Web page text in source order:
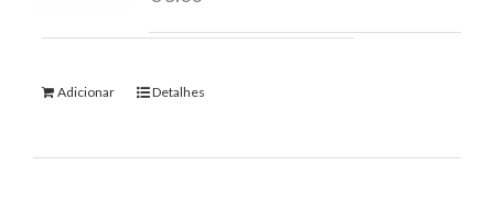
Adicionar Detalhes